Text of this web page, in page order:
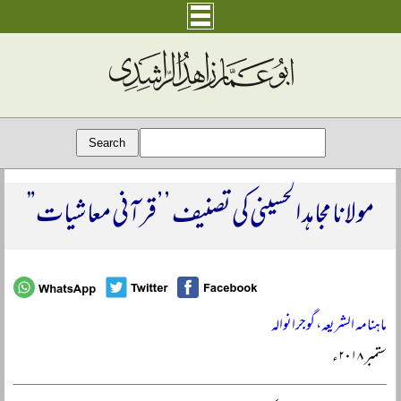
مولانا مجاہد الحسینی کی تصنیف ’’قرآنی معاشیات”
ماہنامہ الشریعہ، گوجرانوالہ
ستمبر ۲۰۱۸ء